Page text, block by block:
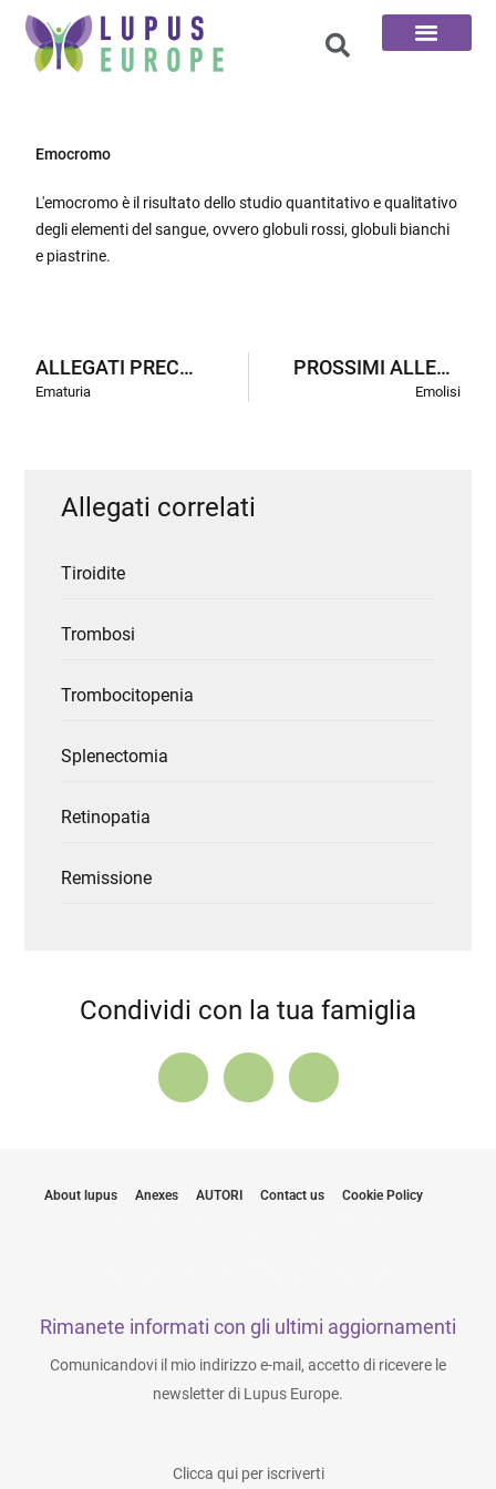
Emocromo
L'emocromo è il risultato dello studio quantitativo e qualitativo
degli elementi del sangue, ovvero globuli rossi, globuli bianchi
e piastrine.
ALLEGATI PRECEDENTI
Ematuria
PROSSIMI ALLEGATI
Emolisi
Allegati correlati
Tiroidite
Trombosi
Trombocitopenia
Splenectomia
Retinopatia
Remissione
Condividi con la tua famiglia
About lupus Anexes AUTORI Contact us Cookie Policy
Rimanete informati con gli ultimi aggiornamenti
Comunicandovi il mio indirizzo e-mail, accetto di ricevere le
newsletter di Lupus Europe.
Clicca qui per iscriverti